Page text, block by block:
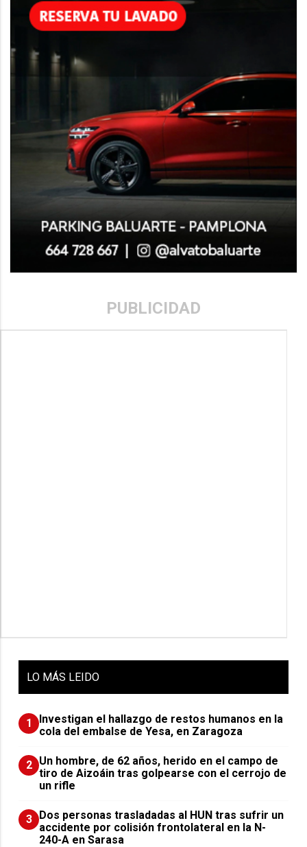
PUBLICIDAD
LO MÁS LEIDO
1
Investigan el hallazgo de restos humanos en la
cola del embalse de Yesa, en Zaragoza
2 Un hombre, de 62 años, herido en el campo de
tiro de Aizoáin tras golpearse con el cerrojo de
un rifle
3 ​Dos personas trasladadas al HUN tras sufrir un
accidente por colisión frontolateral en la N-
240-A en Sarasa